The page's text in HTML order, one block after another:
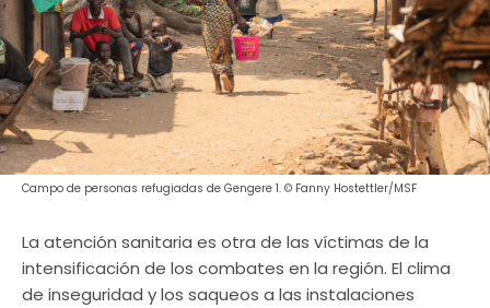
Campo de personas refugiadas de Gengere 1. © Fanny Hostettler/MSF
La atención sanitaria es otra de las víctimas de la
intensificación de los combates en la región. El clima
de inseguridad y los saqueos a las instalaciones